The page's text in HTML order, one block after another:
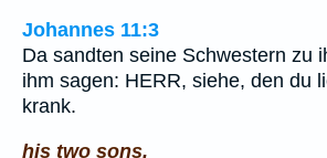
Johannes 11:3
Da sandten seine Schwestern zu
ihm sagen: HERR, siehe, den du
krank.
his two sons.